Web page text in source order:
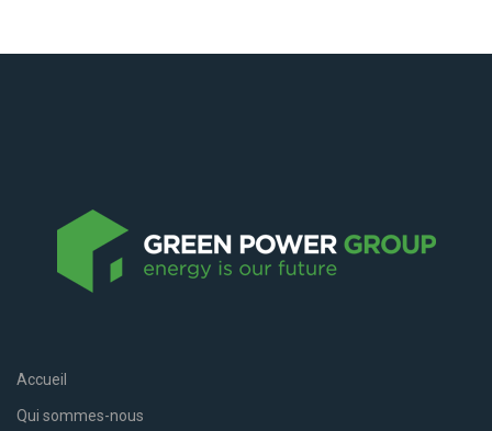
Accueil
Qui sommes-nous